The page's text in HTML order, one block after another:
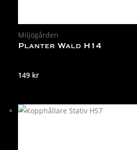
Miljögården
Planter Wald H14
149 kr